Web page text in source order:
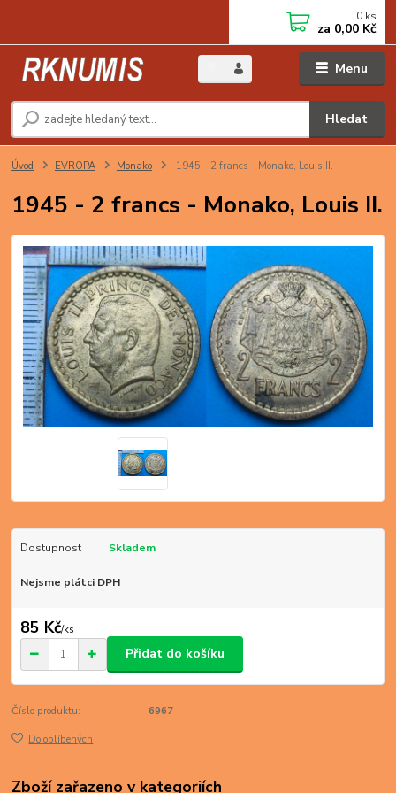
Menu
Hledat
0 ks
za 0,00 Kč
Úvod EVROPA Monako 1945 - 2 francs - Monako, Louis II.
1945 - 2 francs - Monako, Louis II.
Dostupnost Skladem
Nejsme plátci DPH
85 Kč/ks
Přidat do košíku
Číslo produktu: 6967
Do oblíbených
Zboží zařazeno v kategoriích